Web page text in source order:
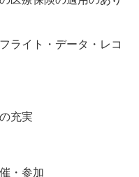
ライト・データ・レコ
充実
・参加